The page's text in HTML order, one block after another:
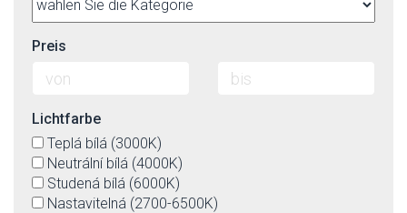
Preis
Lichtfarbe
Teplá bílá (3000K)
Neutrální bílá (4000K)
Studená bílá (6000K)
Nastavitelná (2700-6500K)